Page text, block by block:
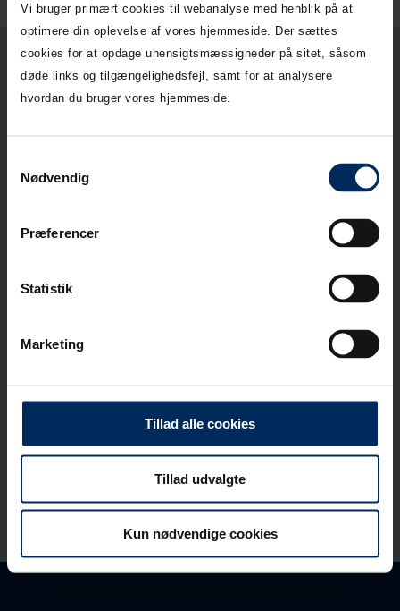
Vi bruger primært cookies til webanalyse med henblik på at
optimere din oplevelse af vores hjemmeside. Der sættes
cookies for at opdage uhensigtsmæssigheder på sitet, såsom
døde links og tilgængelighedsfejl, samt for at analysere
hvordan du bruger vores hjemmeside.
Nødvendig
Præferencer
Statistik
Marketing
Tillad alle cookies
Tillad udvalgte
Kun nødvendige cookies
vedligeholdelse mm.
online shop .